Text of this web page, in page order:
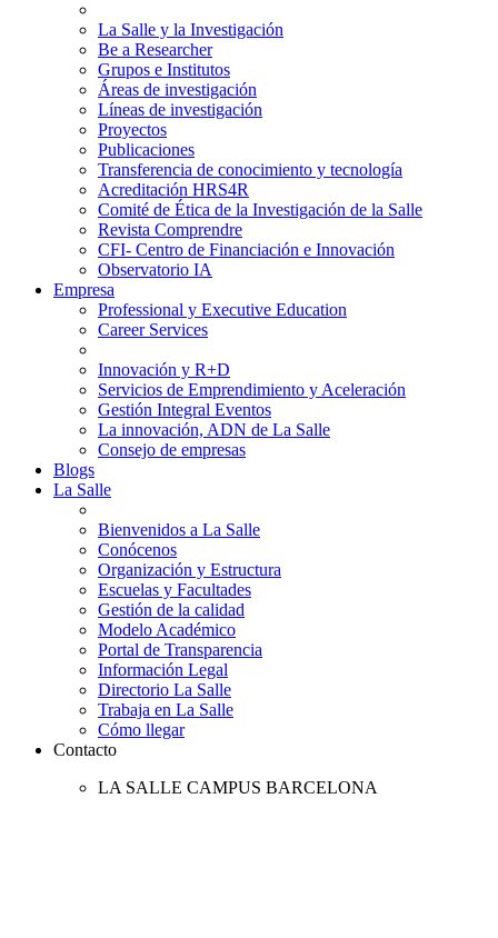
La Salle y la Investigación
Be a Researcher
Grupos e Institutos
Áreas de investigación
Líneas de investigación
Proyectos
Publicaciones
Transferencia de conocimiento y tecnología
Acreditación HRS4R
Comité de Ética de la Investigación de la Salle
Revista Comprendre
CFI- Centro de Financiación e Innovación
Observatorio IA
Empresa
Professional y Executive Education
Career Services
Innovación y R+D
Servicios de Emprendimiento y Aceleración
Gestión Integral Eventos
La innovación, ADN de La Salle
Consejo de empresas
Blogs
La Salle
Bienvenidos a La Salle
Conócenos
Organización y Estructura
Escuelas y Facultades
Gestión de la calidad
Modelo Académico
Portal de Transparencia
Información Legal
Directorio La Salle
Trabaja en La Salle
Cómo llegar
Contacto
LA SALLE CAMPUS BARCELONA